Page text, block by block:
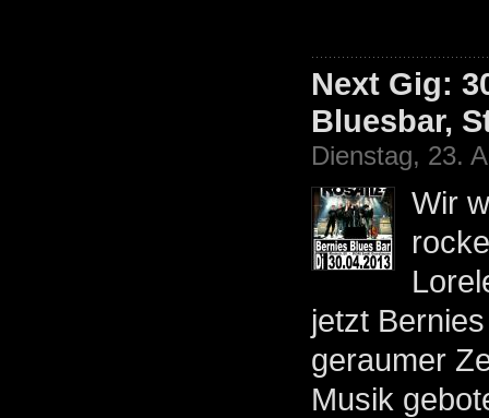
Next Gig:
Bluesbar,
Dienstag, 23.
Wir
jetzt
geraumer
Musik